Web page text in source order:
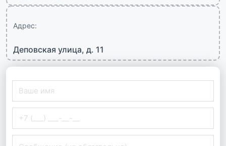
Адрес:
Деповская улица, д. 11